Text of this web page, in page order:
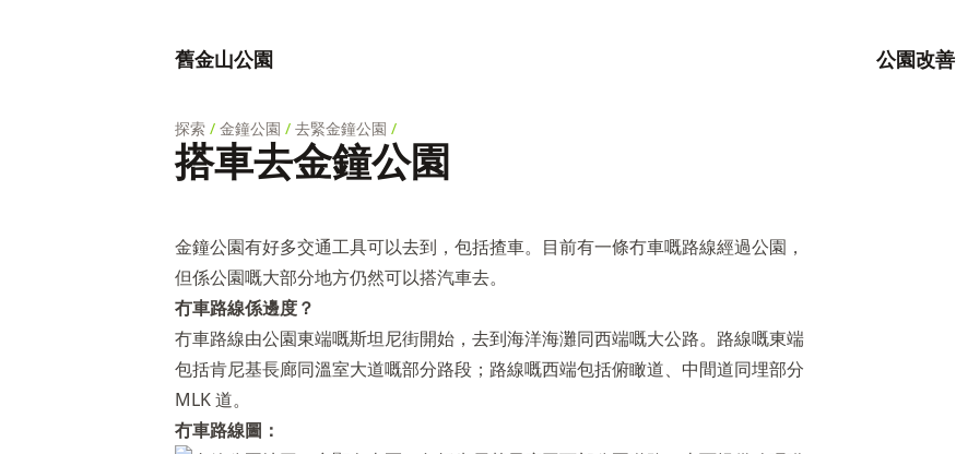
舊金山公園 公園改善
探索 / 金鐘公園 / 去緊金鐘公園 /
搭車去金鐘公園
金鐘公園有好多交通工具可以去到，包括揸車。目前有一條冇車嘅路線經過公園，
但係公園嘅大部分地方仍然可以搭汽車去。
冇車路線係邊度？
冇車路線由公園東端嘅斯坦尼街開始，去到海洋海灘同西端嘅大公路。路線嘅東端
包括肯尼基長廊同溫室大道嘅部分路段；路線嘅西端包括俯瞰道、中間道同埋部分
MLK 道。
冇車路線圖：